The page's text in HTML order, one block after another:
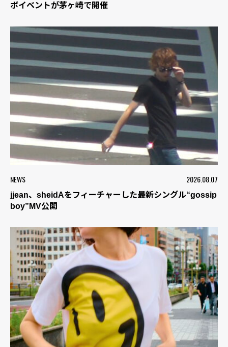
ボイベントが茅ヶ崎で開催
NEWS 2026.08.07
jjean、sheidAをフィーチャーした最新シングル“gossip
boy”MV公開